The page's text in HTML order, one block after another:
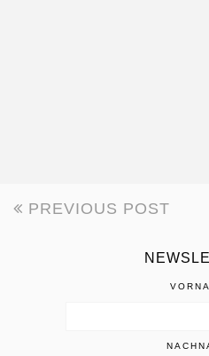
PREVIOUS POST